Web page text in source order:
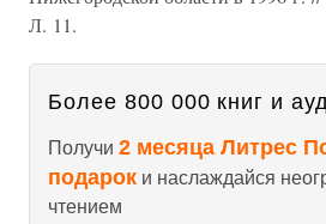
Л. 11.
Более 800 000 книг и
Получи 2 месяца Литрес
подарок и наслаждайся
чтением